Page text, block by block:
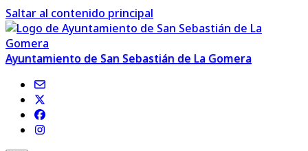
Saltar al contenido principal
Ayuntamiento de San Sebastián de La Gomera